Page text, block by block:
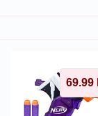
69.99